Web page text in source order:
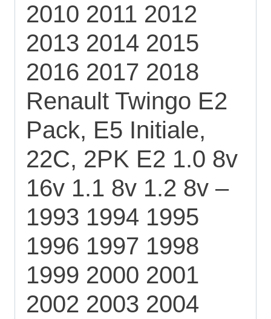
2010 2011 2012
2013 2014 2015
2016 2017 2018
Renault Twingo E2
Pack, E5 Initiale,
22C, 2PK E2 1.0 8v
16v 1.1 8v 1.2 8v –
1993 1994 1995
1996 1997 1998
1999 2000 2001
2002 2003 2004